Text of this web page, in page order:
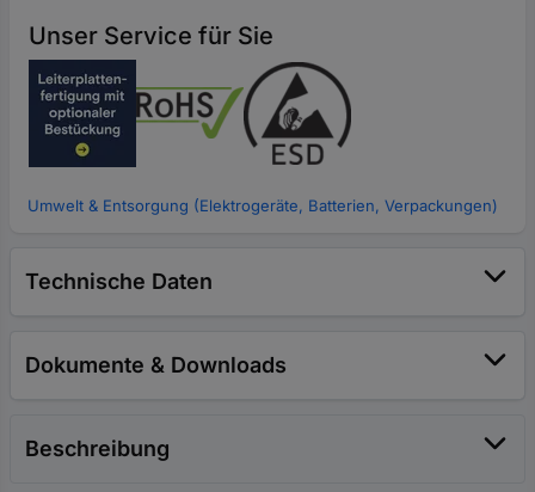
Unser Service für Sie
Umwelt & Entsorgung (Elektrogeräte, Batterien, Verpackungen)
Technische Daten
Dokumente & Downloads
Beschreibung